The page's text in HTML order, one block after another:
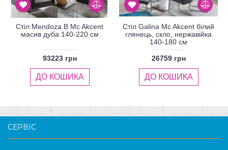
Стіл Mendoza B Mc Akcent
масив дуба 140-220 см
93223 грн
ДО КОШИКА
Стіл Galina Mc Akcent білий
глянець, скло, нержавійка
140-180 см
26759 грн
ДО КОШИКА
СЕРВІС